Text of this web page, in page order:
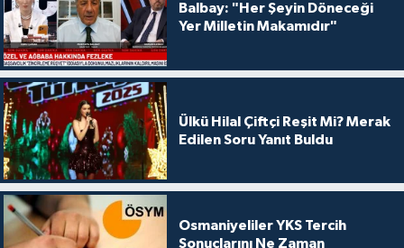
Balbay: "Her Şeyin Döneceği
Yer Milletin Makamıdır"
Ülkü Hilal Çiftçi Reşit Mi? Merak
Edilen Soru Yanıt Buldu
Osmaniyeliler YKS Tercih
Sonuçlarını Ne Zaman